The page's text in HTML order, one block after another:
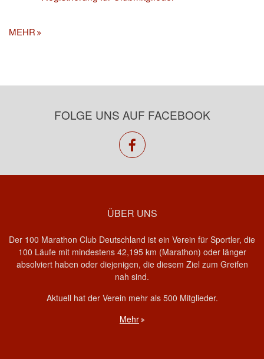
MEHR
FOLGE UNS AUF FACEBOOK
facebook
ÜBER UNS
Der 100 Marathon Club Deutschland ist ein Verein für Sportler, die
100 Läufe mit mindestens 42,195 km (Marathon) oder länger
absolviert haben oder diejenigen, die diesem Ziel zum Greifen
nah sind.
Aktuell hat der Verein mehr als 500 Mitglieder.
Mehr